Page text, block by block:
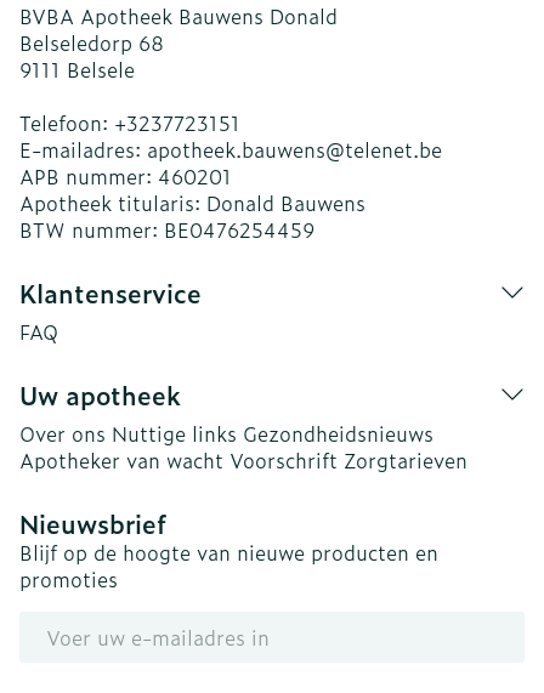
BVBA Apotheek Bauwens Donald
Belseledorp 68
9111 Belsele
Telefoon: +3237723151
E-mailadres: apotheek.bauwens@telenet.be
APB nummer: 460201
Apotheek titularis: Donald Bauwens
BTW nummer: BE0476254459
Klantenservice
FAQ
Uw apotheek
Over ons Nuttige links Gezondheidsnieuws
Apotheker van wacht Voorschrift Zorgtarieven
Nieuwsbrief
Blijf op de hoogte van nieuwe producten en
promoties